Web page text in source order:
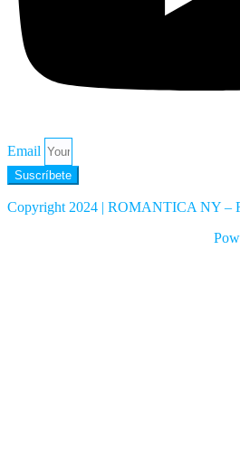
Email
Suscríbete
Copyright 2024 | ROMANTICA NY –